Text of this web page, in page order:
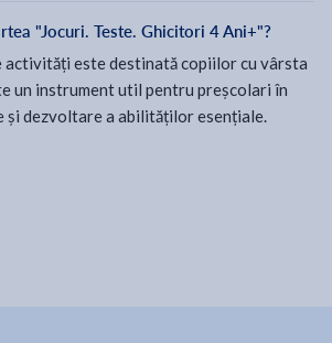
"Jocuri. Teste. Ghicitori 4 Ani+"?
activități este destinată copiilor cu vârsta
un instrument util pentru preșcolari în
și dezvoltare a abilităților esențiale.